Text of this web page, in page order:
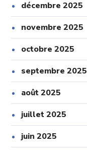
décembre 2025
novembre 2025
octobre 2025
septembre 2025
août 2025
juillet 2025
juin 2025